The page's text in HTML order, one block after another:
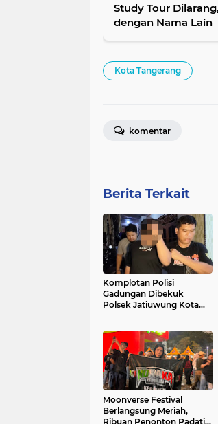
Study Tour
dengan Nama Lain
Kota Tangerang
komentar
Berita Terkait
Komplotan Polisi
Gadungan Dibekuk
Polsek Jatiuwung Kota
Moonverse Festival
Berlangsung Meriah,
Ribuan Penonton Padati